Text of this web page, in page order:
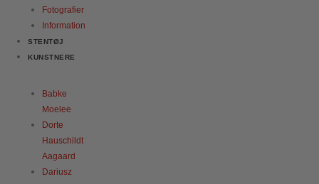
Fotografier
Information
STENTØJ
KUNSTNERE
Babke
Moelee
Dorte
Hauschildt
Aagaard
Dariusz